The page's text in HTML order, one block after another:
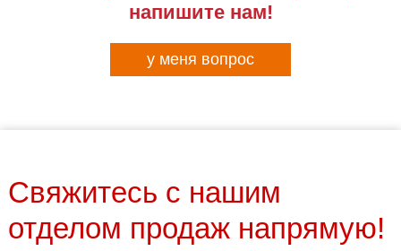
напишите нам!
у меня вопрос
Свяжитесь с нашим
отделом продаж напрямую!